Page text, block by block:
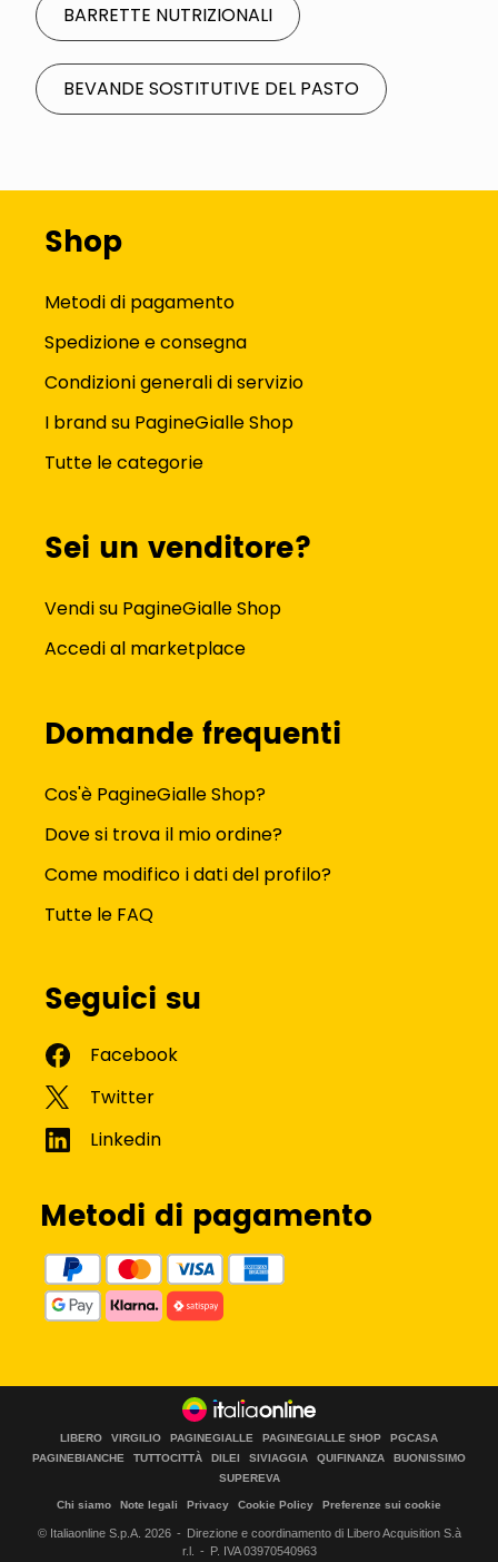
BARRETTE NUTRIZIONALI
BEVANDE SOSTITUTIVE DEL PASTO
Shop
Metodi di pagamento
Spedizione e consegna
Condizioni generali di servizio
I brand su PagineGialle Shop
Tutte le categorie
Sei un venditore?
Vendi su PagineGialle Shop
Accedi al marketplace
Domande frequenti
Cos'è PagineGialle Shop?
Dove si trova il mio ordine?
Come modifico i dati del profilo?
Tutte le FAQ
Seguici su
Metodi di pagamento
LIBERO VIRGILIO PAGINEGIALLE PAGINEGIALLE SHOP
PGCASA
PAGINEBIANCHE
TUTTOCITTÀ DILEI SIVIAGGIA QUIFINANZA
BUONISSIMO
SUPEREVA
Chi siamo Note legali Privacy Cookie Policy Preferenze sui cookie
© Italiaonline S.p.A. 2026
Direzione e coordinamento di Libero Acquisition S.à
r.l.
P. IVA 03970540963